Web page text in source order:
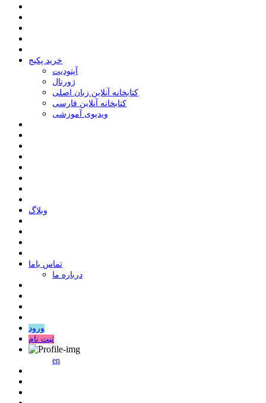
خرید پکیج
ﺁﭘﺘﻮﺩﯾﺖ
ﮊﻭﺭﻧﺎﻝ
کتابخانه آنلاین زبان اصلی
کتابخانه آنلاین فارسی
ویدیوی آموزشی
وبلاگ
ﺗﻤﺎﺱ ﺑﺎﻣﺎ
درباره ما
ورود
ثبت نام
en